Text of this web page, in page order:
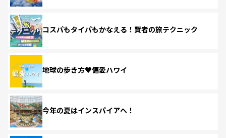
コスパもタイパもかなえる！賢者の旅テクニック
地球の歩き方♥偏愛ハワイ
今年の夏はインスパイアへ！